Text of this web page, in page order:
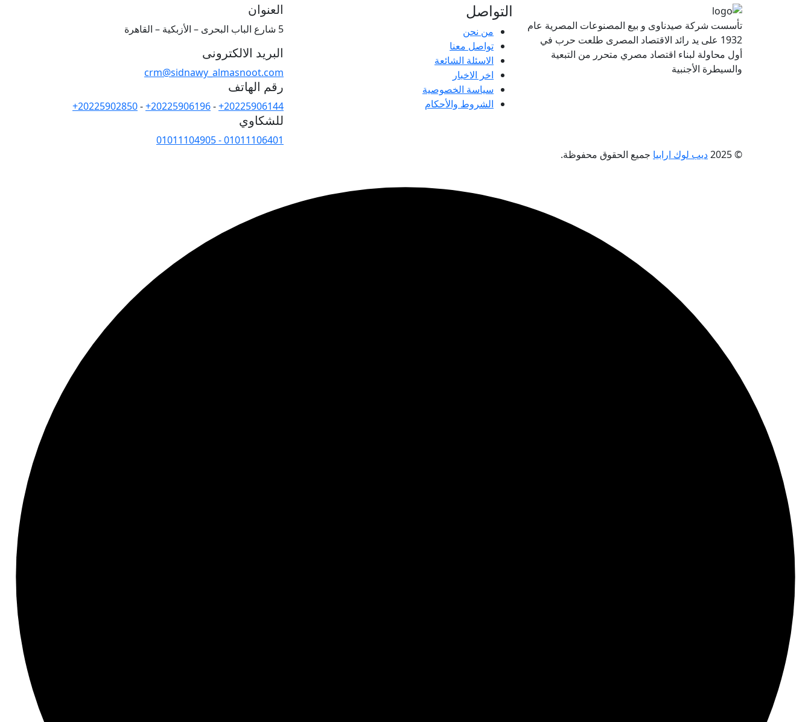
تأسست شركة صيدناوى و بيع المصنوعات المصرية عام
1932 على يد رائد الاقتصاد المصرى طلعت حرب في
أول محاولة لبناء اقتصاد مصري متحرر من التبعية
والسيطرة الأجنبية
التواصل
من نحن
تواصل معنا
الاسئلة الشائعة
اخر الاخبار
سياسة الخصوصية
الشروط والأحكام
العنوان
5 شارع الباب البحرى – الأزبكية – القاهرة
البريد الالكترونى
crm@sidnawy_almasnoot.com
رقم الهاتف
+20225906144
-
+20225906196
-
+20225902850
للشكاوي
01011104905 - 01011106401
© 2025
ديب لوك ارابيا جميع الحقوق محفوظة.